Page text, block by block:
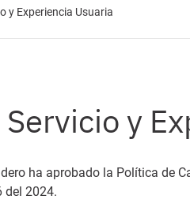
y Experiencia Usuaria
y
ha aprobado la Política de
del 2024.